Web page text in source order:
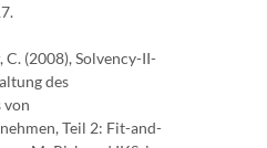
C. (2008), Solvency-II-
des
von
Teil 2: Fit-and-